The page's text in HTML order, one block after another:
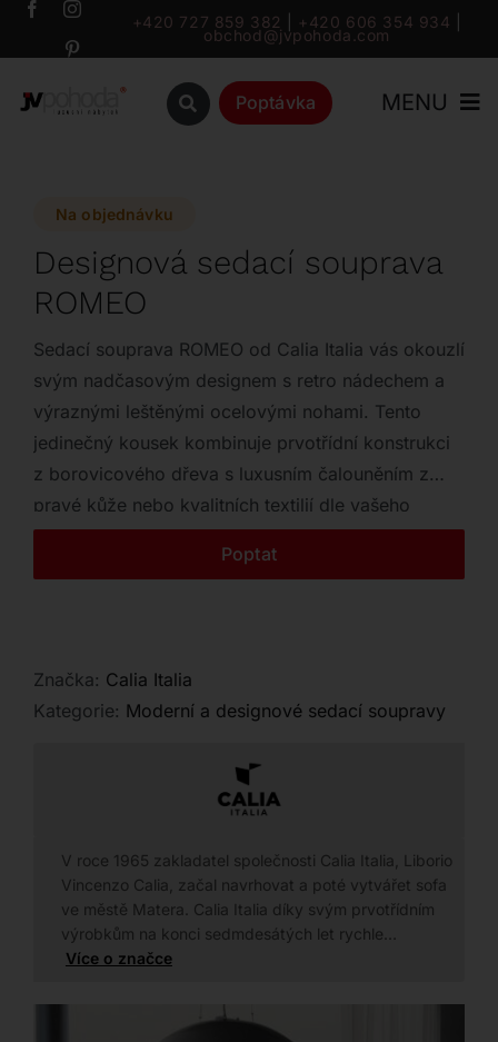
Přeskočit
+420 727 859 382 +420 606 354 934
obchod@jvpohoda.com
Poptávka MENU
Značky
Outlet
Kontakt
Na objednávku
Designová sedací souprava
ROMEO
Sedací souprava ROMEO od Calia Italia vás okouzlí
svým nadčasovým designem s retro nádechem a
výraznými leštěnými ocelovými nohami. Tento
jedinečný kousek kombinuje prvotřídní konstrukci
z borovicového dřeva s luxusním čalouněním z
pravé kůže nebo kvalitních textilií dle vašeho
výběru.
Poptat
Značka: Calia Italia
Kategorie: Moderní a designové sedací soupravy
V roce 1965 zakladatel společnosti Calia Italia, Liborio
Vincenzo Calia, začal navrhovat a poté vytvářet sofa
ve městě Matera. Calia Italia díky svým prvotřídním
výrobkům na konci sedmdesátých let rychle…
Více o značce